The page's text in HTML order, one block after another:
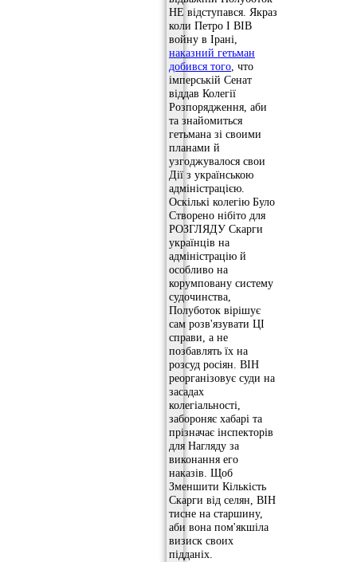
НЕ відступався. Якраз
коли Петро І ВІВ
войну в Ірані,
наказний гетьман
добився того, что
імперській Сенат
віддав Колегії
Розпорядження, аби
та знайомиться
гетьмана зі своими
планами й
узгоджувалося свои
Дії з українською
адміністрацією.
Оскількі колегію Було
Створено нібіто для
РОЗГЛЯДУ Скарги
українців на
адміністрацію й
особливо на
корумповану систему
судочинства,
Полуботок вірішує
сам розв'язувати ЦІ
справи, а не
позбавлять їх на
розсуд росіян. ВІН
реорганізовує суди на
засадах
колегіальності,
забороняє хабарі та
прізначає інспекторів
для Нагляду за
виконання его
наказів. Щоб
Зменшити Кількість
Скарги від селян, ВІН
тисне на старшину,
аби вона пом'якшіла
визиск своих
підданіх.